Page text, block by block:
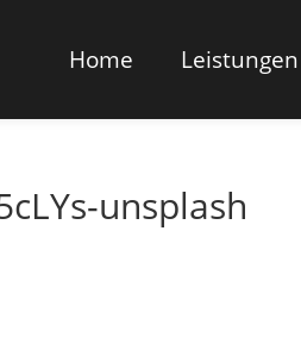
Home Leistungen
unsplash